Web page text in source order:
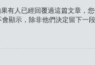
有人已經回覆過這篇文章，
顯示，除非他們決定留下一